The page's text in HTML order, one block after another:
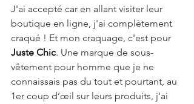
J'ai accepté car en allant visiter leur
boutique en ligne, j'ai complètement
craqué ! Et mon craquage, c'est pour
Juste Chic. Une marque de sous-
vêtement pour homme que je ne
connaissais pas du tout et pourtant, au
1er coup d’œil sur leurs produits, j'ai